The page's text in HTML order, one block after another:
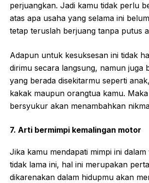
perjuangkan. Jadi kamu tidak perlu
atas apa usaha yang selama ini
tetap teruslah berjuang tanpa putus
Adapun untuk kesuksesan ini tidak
dirimu secara langsung, namun juga
yang berada disekitarmu seperti
kakak maupun orangtua kamu.
bersyukur akan menambahkan
7. Arti bermimpi kemalingan motor
Jika kamu mendapati mimpi ini
tidak lama ini, hal ini merupakan
dikarenakan dalam hidupmu akan